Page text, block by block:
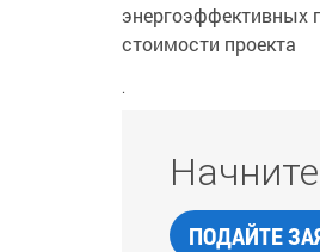
энергоэффективных
стоимости проекта
.
Начните
ПОДАЙТЕ